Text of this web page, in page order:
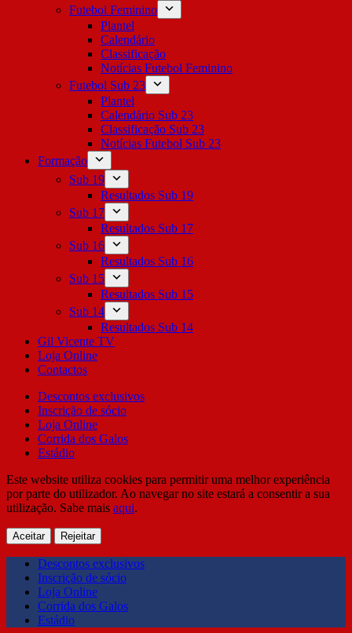
Futebol Feminino
Plantel
Calendário
Classificação
Notícias Futebol Feminino
Futebol Sub 23
Plantel
Calendário Sub 23
Classificação Sub 23
Notícias Futebol Sub 23
Formação
Sub 19
Resultados Sub 19
Sub 17
Resultados Sub 17
Sub 16
Resultados Sub 16
Sub 15
Resultados Sub 15
Sub 14
Resultados Sub 14
Gil Vicente TV
Loja Online
Contactos
Descontos exclusivos
Inscrição de sócio
Loja Online
Corrida dos Galos
Estádio
Este website utiliza cookies para permitir uma melhor experiência
por parte do utilizador. Ao navegar no site estará a consentir a sua
utilização. Sabe mais aqui.
Aceitar Rejeitar
Descontos exclusivos
Inscrição de sócio
Loja Online
Corrida dos Galos
Estádio